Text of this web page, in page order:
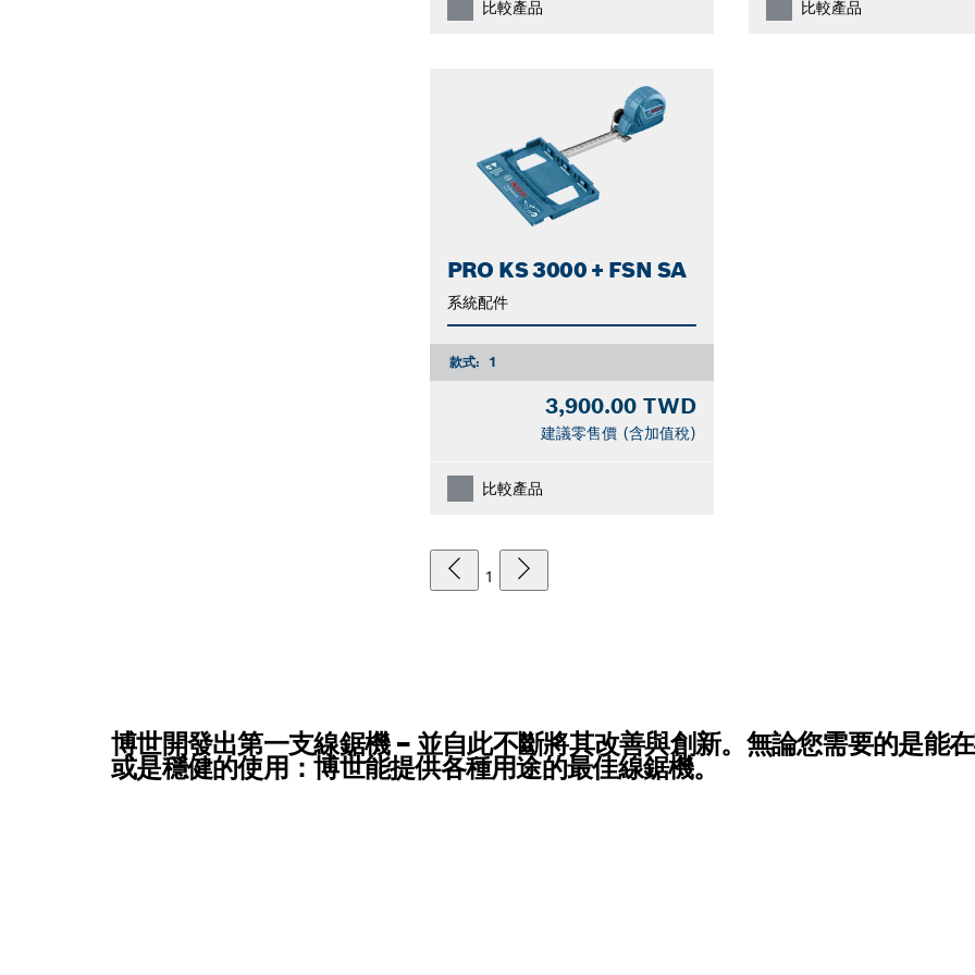
比較產品 比較產品
PRO KS 3000 + FSN SA
系統配件
款式: 1
3,900.00 TWD
建議零售價 (含加值稅)
比較產品
1
博世開發出第一支線鋸機 – 並自此不斷將其改善與創新。無論您需要的是能
或是穩健的使用：博世能提供各種用途的最佳線鋸機。